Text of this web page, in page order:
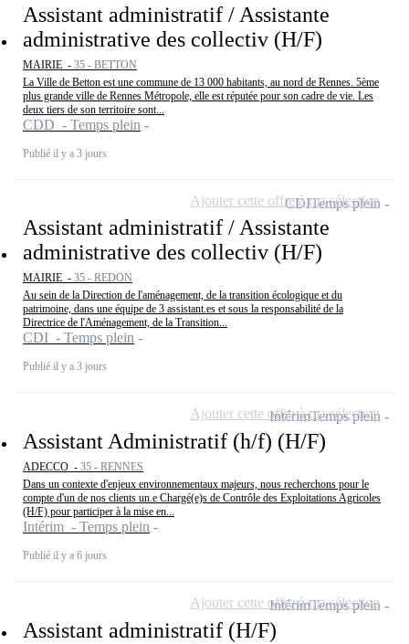
Assistant administratif / Assistante
administrative des collectiv (H/F)
MAIRIE - 35 - BETTON
La Ville de Betton est une commune de 13 000 habitants, au nord de Rennes. 5ème
plus grande ville de Rennes Métropole, elle est réputée pour son cadre de vie. Les
deux tiers de son territoire sont...
CDD - Temps plein
Publié il y a 3 jours
Assistant administratif / Assistante
administrative des collectiv (H/F)
MAIRIE - 35 - REDON
Au sein de la Direction de l'aménagement, de la transition écologique et du
patrimoine, dans une équipe de 3 assistant.es et sous la responsabilité de la
Directrice de l'Aménagement, de la Transition...
CDI - Temps plein
Publié il y a 3 jours
CDITemps plein
Ajouter cette offre à ma sélection
Assistant Administratif (h/f) (H/F)
ADECCO - 35 - RENNES
Dans un contexte d'enjeux environnementaux majeurs, nous recherchons pour le
compte d'un de nos clients un.e Chargé(e)s de Contrôle des Exploitations Agricoles
(H/F) pour participer à la mise en...
Intérim - Temps plein
Publié il y a 6 jours
IntérimTemps plein
Ajouter cette offre à ma sélection
Assistant administratif (H/F)
IntérimTemps plein
Ajouter cette offre à ma sélection